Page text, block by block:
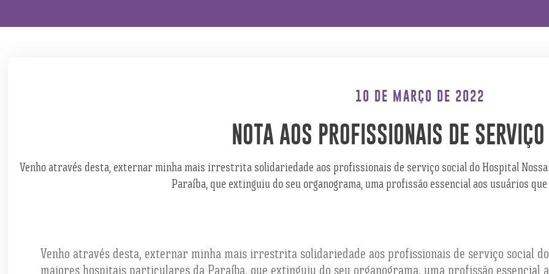
10 DE MARÇO DE 2022
NOTA AOS PROFISSIONAIS DE
Venho através desta, externar minha mais irrestrita solidariedade aos profissionais de serviço social do Hospital
Paraíba, que extinguiu do seu organograma, uma profissão essencial aos usuários
Venho através desta, externar minha mais irrestrita solidariedade aos profissionais de serviço social
maiores hospitais particulares da Paraíba, que extinguiu do seu organograma, uma profissão essencial